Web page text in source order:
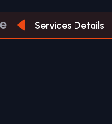
Services Details